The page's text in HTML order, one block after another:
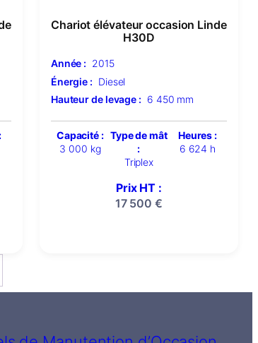
Chariot élévateur occasion Linde
H30D
Année : 2015
Énergie : Diesel
Hauteur de levage : 6 450 mm
Capacité :
3 000 kg
Type de mât
:
Triplex
Heures :
6 624 h
Prix HT :
17 500€